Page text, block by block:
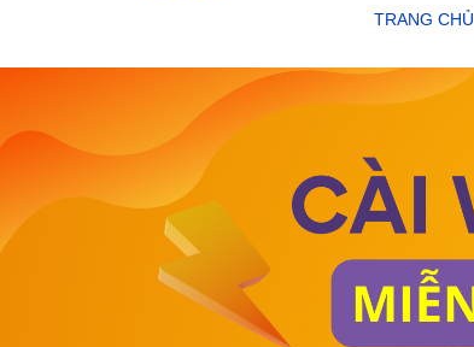
TRANG CHỦ